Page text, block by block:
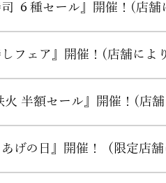
６種セール』開催！(店
フェア』開催！(店舗によ
半額セール』開催！(店
の日』開催！（限定店舗